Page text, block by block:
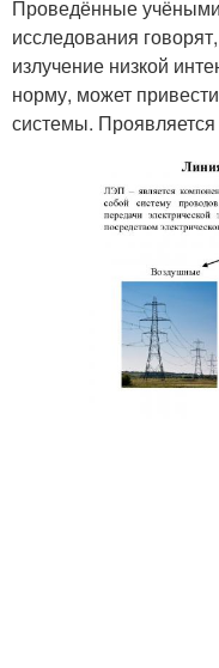
Проведённые
исследования
излучение низкой
норму, может
системы. Проявляется